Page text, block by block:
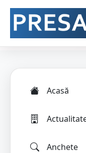
Acasă
Anchete